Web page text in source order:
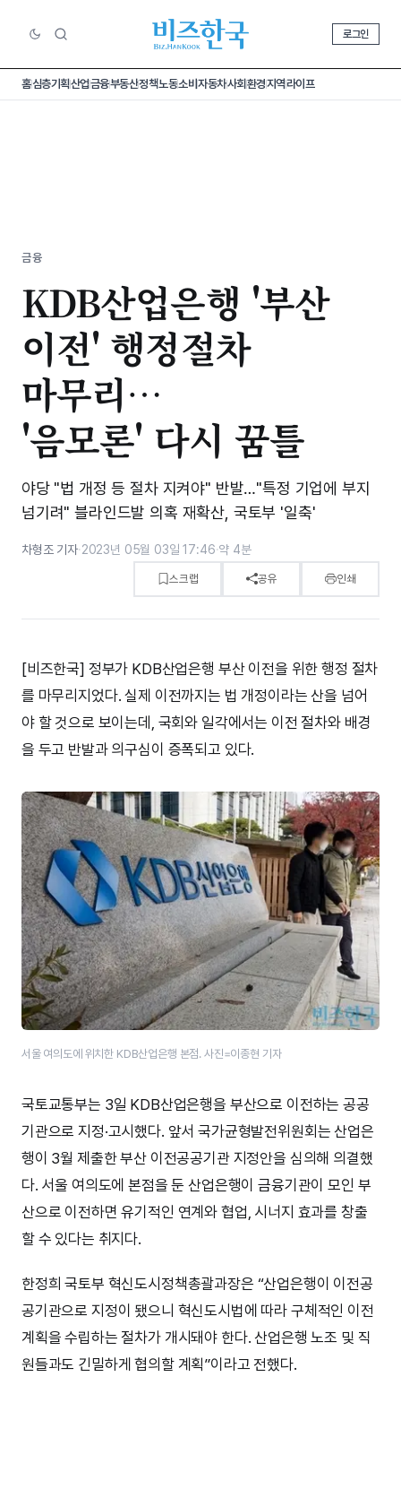
로그인
홈심층기획산업금융부동산정책노동소비 자동차사회환경지역라이프
금융
KDB산업은행 '부산
이전' 행정절차
마무리…
'음모론' 다시 꿈틀
야당 "법 개정 등 절차 지켜야" 반발…"특정 기업에 부지
넘기려" 블라인드발 의혹 재확산, 국토부 '일축'
차형조 기자·2023년 05월 03일 17:46·약 4분
스크랩 공유 인쇄
[비즈한국] 정부가 KDB산업은행 부산 이전을 위한 행정 절차
를 마무리지었다. 실제 이전까지는 법 개정이라는 산을 넘어
야 할 것으로 보이는데, 국회와 일각에서는 이전 절차와 배경
을 두고 반발과 의구심이 증폭되고 있다.
서울 여의도에 위치한 KDB산업은행 본점. 사진=이종현 기자
국토교통부는 3일 KDB산업은행을 부산으로 이전하는 공공
기관으로 지정·고시했다. 앞서 국가균형발전위원회는 산업은
행이 3월 제출한 부산 이전공공기관 지정안을 심의해 의결했
다. 서울 여의도에 본점을 둔 산업은행이 금융기관이 모인 부
산으로 이전하면 유기적인 연계와 협업, 시너지 효과를 창출
할 수 있다는 취지다.
한정희 국토부 혁신도시정책총괄과장은 “산업은행이 이전공
공기관으로 지정이 됐으니 혁신도시법에 따라 구체적인 이전
계획을 수립하는 절차가 개시돼야 한다. 산업은행 노조 및 직
원들과도 긴밀하게 협의할 계획”이라고 전했다.